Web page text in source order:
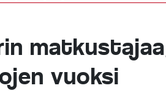
vuoksi